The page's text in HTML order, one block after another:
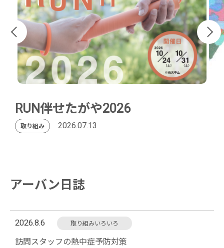
RUN伴せたがや2026
取り組み 2026.07.13
アーバン日誌
2026.8.6 取り組みいろいろ
訪問スタッフの熱中症予防対策